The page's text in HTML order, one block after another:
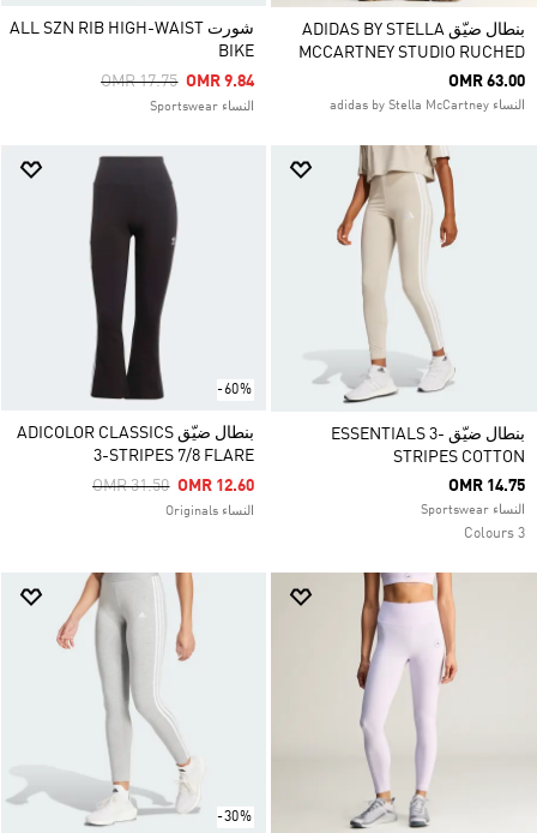
بنطال ضيّق ADIDAS BY STELLA
MCCARTNEY STUDIO RUCHED
OMR 63.00
النساء adidas by Stella McCartney
شورت ALL SZN RIB HIGH-WAIST
BIKE
Price Reduced From
OMR 17.75ToOMR 9.84
النساء Sportswear
بنطال ضيّق ESSENTIALS 3-
STRIPES COTTON
OMR 14.75
النساء Sportswear
3 Colours
-60%
بنطال ضيّق ADICOLOR CLASSICS
3-STRIPES 7/8 FLARE
Price Reduced From
OMR 31.50ToOMR 12.60
النساء Originals
-30%